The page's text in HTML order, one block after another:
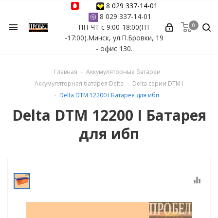
menu
8 029 337-14-01
8 029 337-14-01
ПН-ЧТ с 9:00-18:00(ПТ
-17:00).Минск, ул.П.Бровки, 19
- офис 130.
0
Главная
Аккумуляторные батареи
Аккумуляторная батарея Delta
Delta серии DTM I
Delta DTM 12200 I Батарея для ибп
Delta DTM 12200 I Батарея
для ибп
equalizer